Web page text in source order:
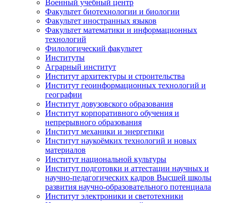
Военный учебный центр
Факультет биотехнологии и биологии
Факультет иностранных языков
Факультет математики и информационных
технологий
Филологический факультет
Институты
Аграрный институт
Институт архитектуры и строительства
Институт геоинформационных технологий и
географии
Институт довузовского образования
Институт корпоративного обучения и
непрерывного образования
Институт механики и энергетики
Институт наукоёмких технологий и новых
материалов
Институт национальной культуры
Институт подготовки и аттестации научных и
научно-педагогических кадров Высшей школы
развития научно-образовательного потенциала
Институт электроники и светотехники